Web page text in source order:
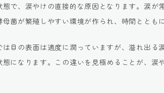
で、涙やけの直接的な原因となります。涙が
菌が繁殖しやすい環境が作られ、時間ととも
目の表面は適度に潤っていますが、溢れ出る
になります。この違いを見極めることが、涙